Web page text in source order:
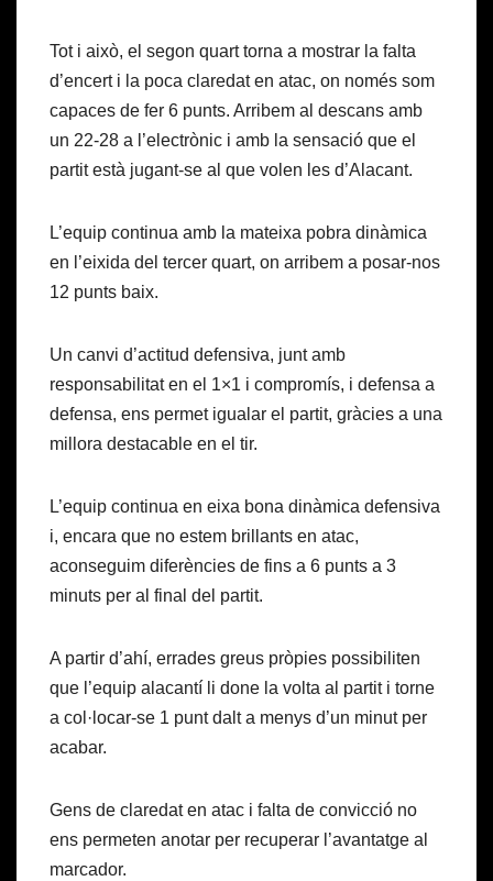
Tot i això, el segon quart torna a mostrar la falta
d’encert i la poca claredat en atac, on només som
capaces de fer 6 punts. Arribem al descans amb
un 22-28 a l’electrònic i amb la sensació que el
partit està jugant-se al que volen les d’Alacant.
L’equip continua amb la mateixa pobra dinàmica
en l’eixida del tercer quart, on arribem a posar-nos
12 punts baix.
Un canvi d’actitud defensiva, junt amb
responsabilitat en el 1×1 i compromís, i defensa a
defensa, ens permet igualar el partit, gràcies a una
millora destacable en el tir.
L’equip continua en eixa bona dinàmica defensiva
i, encara que no estem brillants en atac,
aconseguim diferències de fins a 6 punts a 3
minuts per al final del partit.
A partir d’ahí, errades greus pròpies possibiliten
que l’equip alacantí li done la volta al partit i torne
a col·locar-se 1 punt dalt a menys d’un minut per
acabar.
Gens de claredat en atac i falta de convicció no
ens permeten anotar per recuperar l’avantatge al
marcador.